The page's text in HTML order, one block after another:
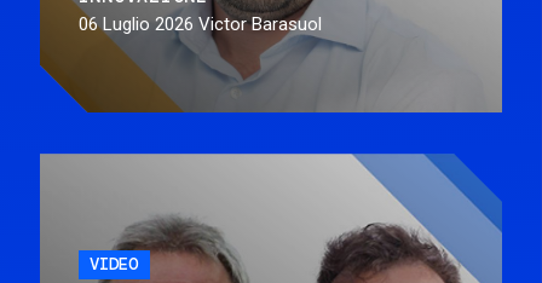
06 Luglio 2026 Victor Barasuol
VIDEO